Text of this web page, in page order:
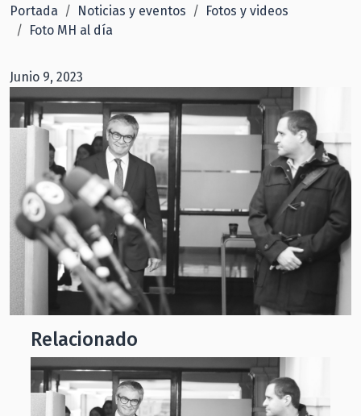
Portada Noticias y eventos
Fotos y videos
Foto MH al día
Junio 9, 2023
Relacionado